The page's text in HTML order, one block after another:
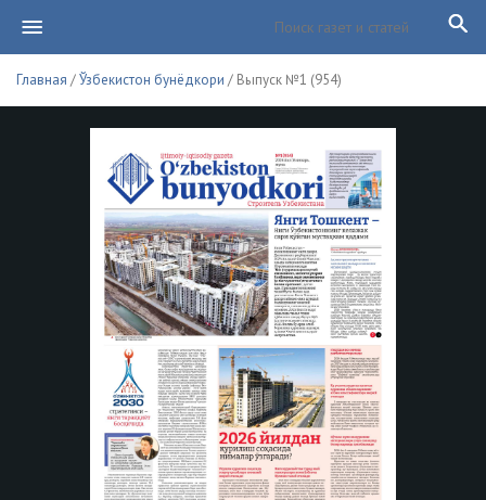
Главная /Ўзбекистон бунёдкори / Выпуск №1 (954)